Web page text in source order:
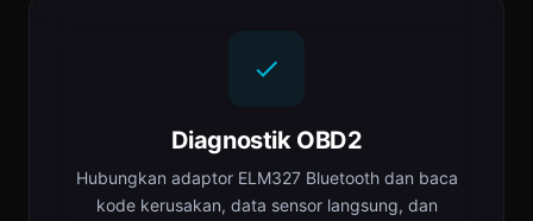
Diagnostik OBD2
Hubungkan adaptor ELM327 Bluetooth dan baca
kode kerusakan, data sensor langsung, dan